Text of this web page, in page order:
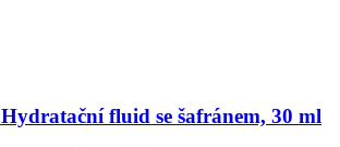
Hydratační fluid se šafránem, 30 ml